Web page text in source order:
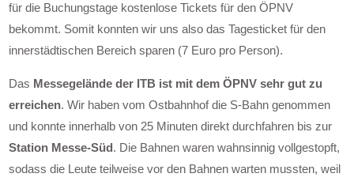
für die Buchungstage kostenlose Tickets für den ÖPNV
bekommt. Somit konnten wir uns also das Tagesticket für den
innerstädtischen Bereich sparen (7 Euro pro Person).
Das Messegelände der ITB ist mit dem ÖPNV sehr gut zu
erreichen. Wir haben vom Ostbahnhof die S-Bahn genommen
und konnte innerhalb von 25 Minuten direkt durchfahren bis zur
Station Messe-Süd. Die Bahnen waren wahnsinnig vollgestopft,
sodass die Leute teilweise vor den Bahnen warten mussten, weil